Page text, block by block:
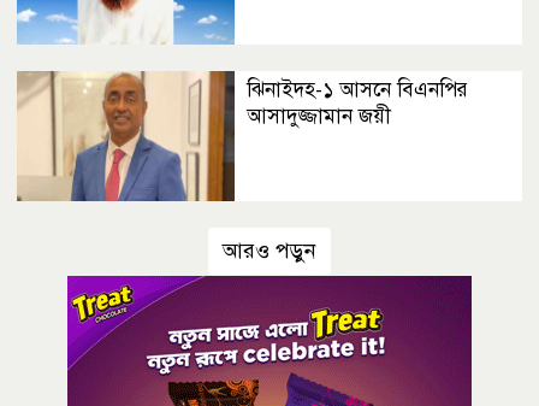
ঝিনাইদহ-১ আসনে বিএনপির
আসাদুজ্জামান জয়ী
আরও পড়ুন